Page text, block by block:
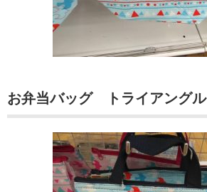
お弁当バッグ トライアングル